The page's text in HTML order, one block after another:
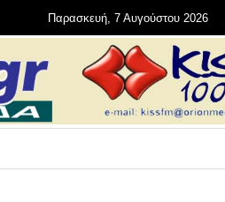
Παρασκευή, 7 Αυγούστου 2026